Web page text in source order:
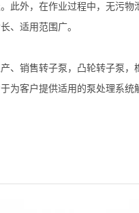
此外，在作业过程中，无污
、适用范围广。
销售转子泵，凸轮转子泵，
为客户提供适用的泵处理系统